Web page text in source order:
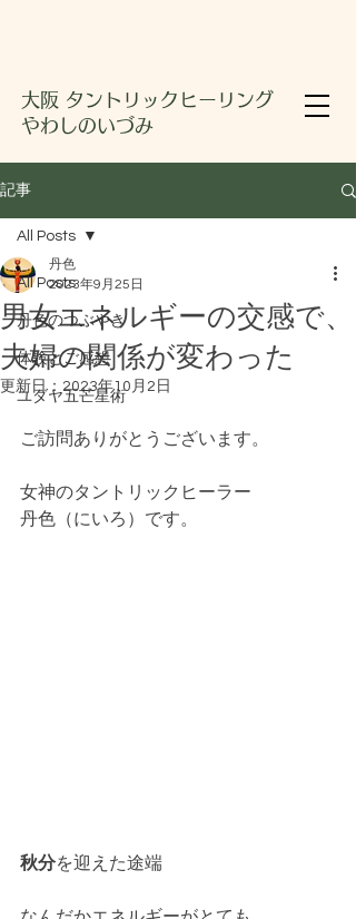
大阪 タントリックヒーリング
やわしのいづみ
記事
All Posts
丹色のつぶやき
体験とご感想
ユダヤ五芒星術
All Posts
男女エネルギーの交感で、
夫婦の関係が変わった
丹色
2023年9月25日
更新日： 2023年10月2日
ご訪問ありがとうございます。
女神のタントリックヒーラー
丹色（にいろ）です。
秋分を迎えた途端